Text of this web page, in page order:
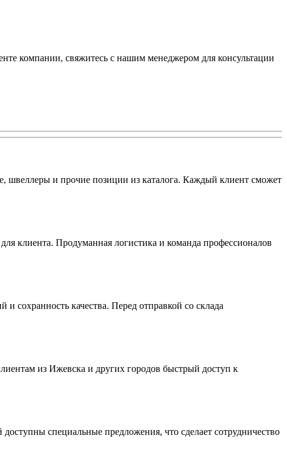
компании, свяжитесь с нашим менеджером для консультации
швеллеры и прочие позиции из каталога. Каждый клиент сможет
клиента. Продуманная логистика и команда профессионалов
качества. Перед отправкой со склада
из Ижевска и других городов быстрый доступ к
специальные предложения, что сделает сотрудничество